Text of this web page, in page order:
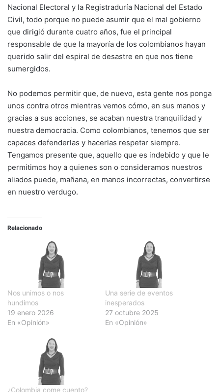
Nacional Electoral y la Registraduría Nacional del Estado
Civil, todo porque no puede asumir que el mal gobierno
que dirigió durante cuatro años, fue el principal
responsable de que la mayoría de los colombianos hayan
querido salir del espiral de desastre en que nos tiene
sumergidos.
No podemos permitir que, de nuevo, esta gente nos ponga
unos contra otros mientras vemos cómo, en sus manos y
gracias a sus acciones, se acaban nuestra tranquilidad y
nuestra democracia. Como colombianos, tenemos que ser
capaces defenderlas y hacerlas respetar siempre.
Tengamos presente que, aquello que es indebido y que le
permitimos hoy a quienes son o consideramos nuestros
aliados puede, mañana, en manos incorrectas, convertirse
en nuestro verdugo.
Relacionado
Nos unimos o nos
hundimos
19 enero 2026
En «Opinión»
Una serie de eventos
inesperados
27 octubre 2025
En «Opinión»
¿Colombia come cuento?